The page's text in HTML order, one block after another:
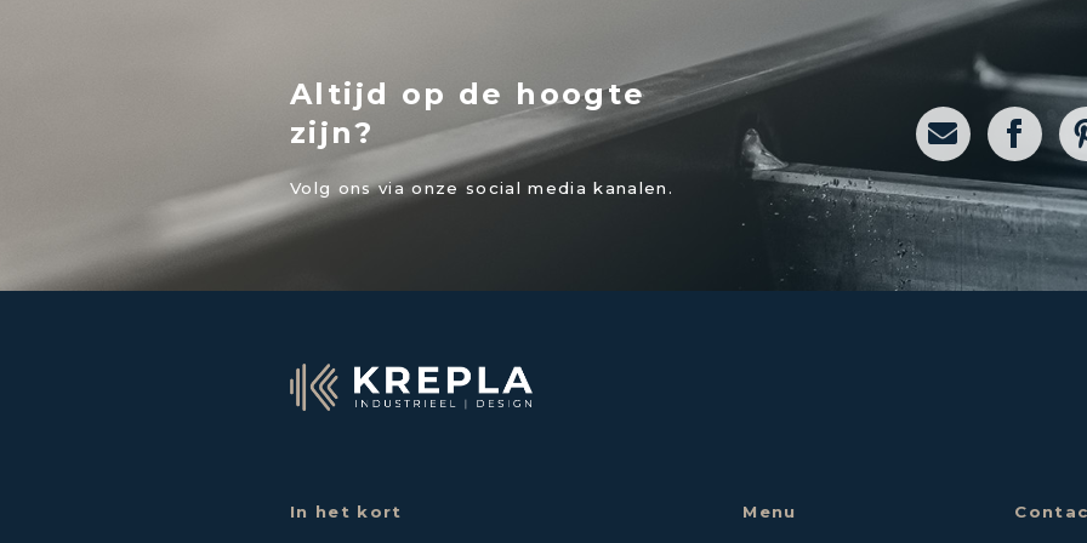
Altijd op de hoogte
zijn?
Volg ons via onze social media kanalen.
In het kort Menu